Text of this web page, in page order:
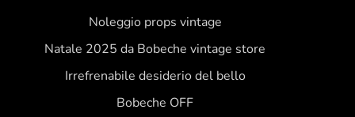
Noleggio props vintage
Natale 2025 da Bobeche vintage store
Irrefrenabile desiderio del bello
Bobeche OFF